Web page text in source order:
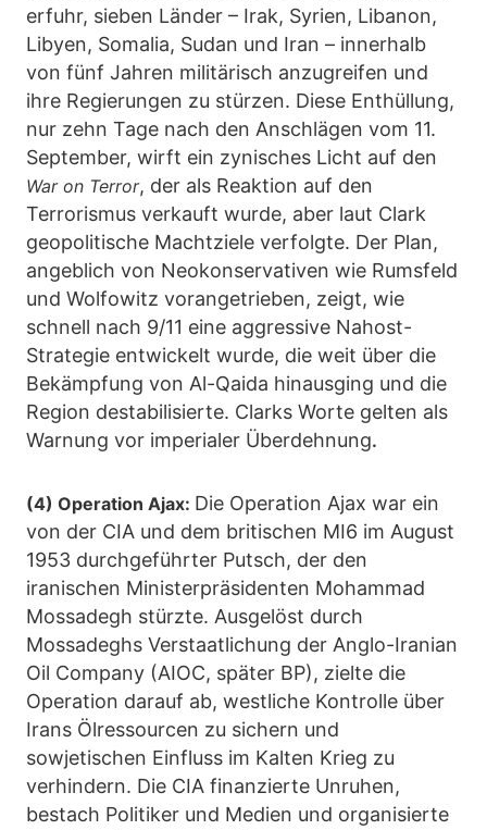
erfuhr, sieben Länder – Irak, Syrien, Libanon,
Libyen, Somalia, Sudan und Iran – innerhalb
von fünf Jahren militärisch anzugreifen und
ihre Regierungen zu stürzen. Diese Enthüllung,
nur zehn Tage nach den Anschlägen vom 11.
September, wirft ein zynisches Licht auf den
War on Terror, der als Reaktion auf den
Terrorismus verkauft wurde, aber laut Clark
geopolitische Machtziele verfolgte. Der Plan,
angeblich von Neokonservativen wie Rumsfeld
und Wolfowitz vorangetrieben, zeigt, wie
schnell nach 9/11 eine aggressive Nahost-
Strategie entwickelt wurde, die weit über die
Bekämpfung von Al-Qaida hinausging und die
Region destabilisierte. Clarks Worte gelten als
Warnung vor imperialer Überdehnung.
(4) Operation Ajax: Die Operation Ajax war ein
von der CIA und dem britischen MI6 im August
1953 durchgeführter Putsch, der den
iranischen Ministerpräsidenten Mohammad
Mossadegh stürzte. Ausgelöst durch
Mossadeghs Verstaatlichung der Anglo-Iranian
Oil Company (AIOC, später BP), zielte die
Operation darauf ab, westliche Kontrolle über
Irans Ölressourcen zu sichern und
sowjetischen Einfluss im Kalten Krieg zu
verhindern. Die CIA finanzierte Unruhen,
bestach Politiker und Medien und organisierte